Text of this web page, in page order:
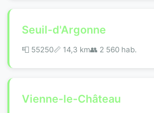
Seuil-d'Argonne
📮 55250📏 14,3 km👥 2 560 hab.
Vienne-le-Château